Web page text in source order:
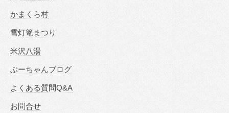
かまくら村
雪灯篭まつり
米沢八湯
ぶーちゃんブログ
よくある質問Q&A
お問合せ